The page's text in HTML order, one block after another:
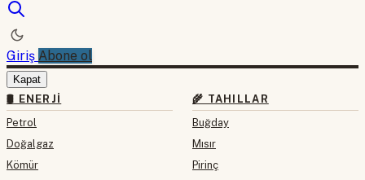
Giriş Abone ol
Kapat
🛢 ENERJI
Petrol
Doğalgaz
Kömür
🌾 TAHILLAR
Buğday
Mısır
Pirinç